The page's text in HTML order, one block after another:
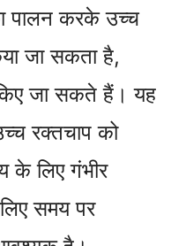
पालन करके उच्च
जा सकता है,
जा सकते हैं। यह
रक्तचाप को
के लिए गंभीर
समय पर